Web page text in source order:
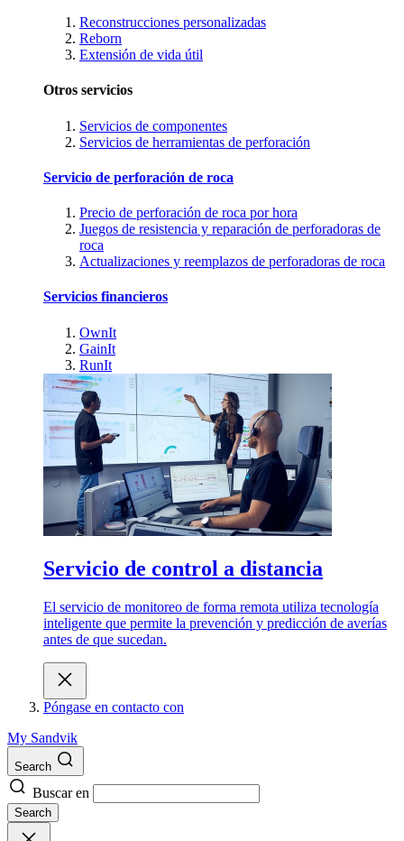
Reconstrucciones personalizadas
Reborn
Extensión de vida útil
Otros servicios
Servicios de componentes
Servicios de herramientas de perforación
Servicio de perforación de roca
Precio de perforación de roca por hora
Juegos de resistencia y reparación de perforadoras de
roca
Actualizaciones y reemplazos de perforadoras de roca
Servicios financieros
OwnIt
GainIt
RunIt
Servicio de control a distancia
El servicio de monitoreo de forma remota utiliza tecnología
inteligente que permite la prevención y predicción de averías
antes de que sucedan.
Póngase en contacto con
My Sandvik
Search
Buscar en
Search